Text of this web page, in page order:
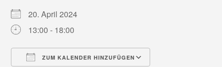
20. April 2024
13:00 - 18:00
ZUM KALENDER HINZUFÜGEN